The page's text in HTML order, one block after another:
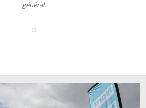
général.